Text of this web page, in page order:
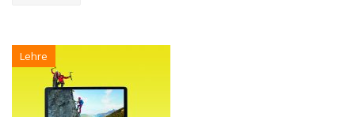
Lehre